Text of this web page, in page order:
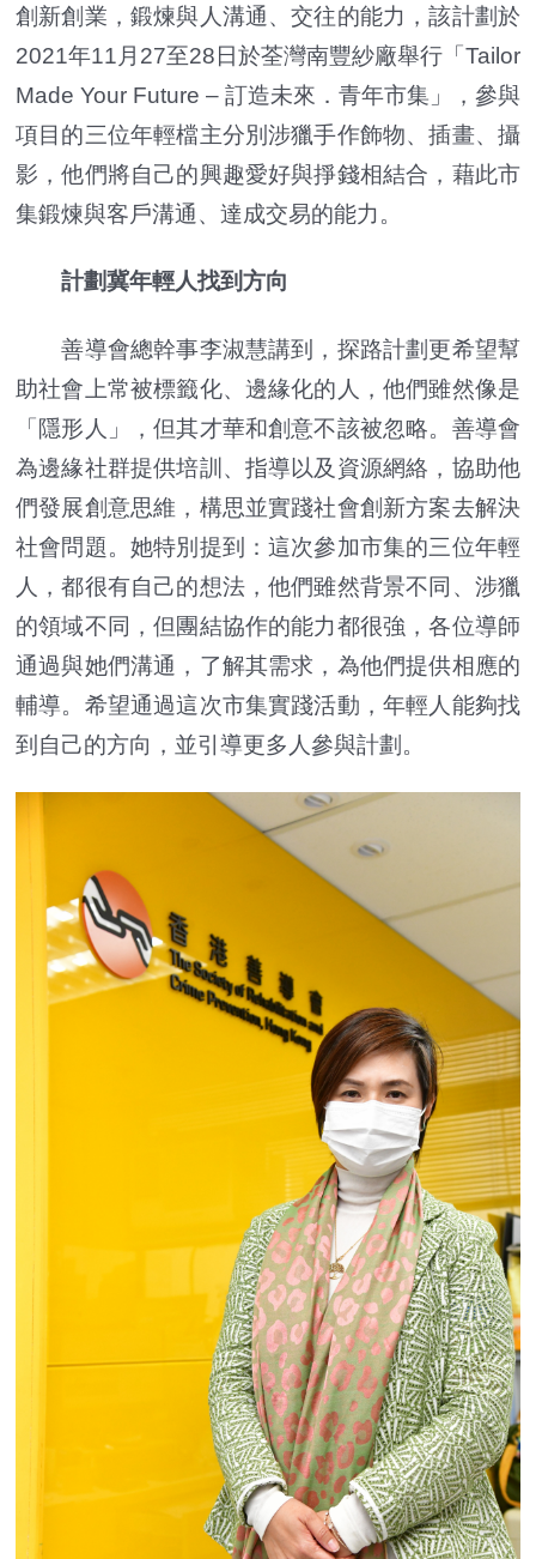
創新創業，鍛煉與人溝通、交往的能力，該計劃於
2021年11月27至28日於荃灣南豐紗廠舉行「Tailor
Made Your Future – 訂造未來．青年市集」，參與
項目的三位年輕檔主分別涉獵手作飾物、插畫、攝
影，他們將自己的興趣愛好與掙錢相結合，藉此市
集鍛煉與客戶溝通、達成交易的能力。
計劃冀年輕人找到方向
善導會總幹事李淑慧講到，探路計劃更希望幫
助社會上常被標籤化、邊緣化的人，他們雖然像是
「隱形人」，但其才華和創意不該被忽略。善導會
為邊緣社群提供培訓、指導以及資源網絡，協助他
們發展創意思維，構思並實踐社會創新方案去解決
社會問題。她特別提到：這次參加市集的三位年輕
人，都很有自己的想法，他們雖然背景不同、涉獵
的領域不同，但團結協作的能力都很強，各位導師
通過與她們溝通，了解其需求，為他們提供相應的
輔導。希望通過這次市集實踐活動，年輕人能夠找
到自己的方向，並引導更多人參與計劃。